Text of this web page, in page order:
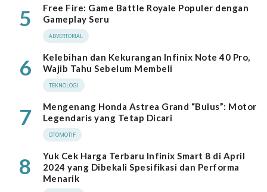
5
Free Fire: Game Battle Royale Populer dengan
Gameplay Seru
ADVERTORIAL
6
Kelebihan dan Kekurangan Infinix Note 40 Pro,
Wajib Tahu Sebelum Membeli
TEKNOLOGI
7
Mengenang Honda Astrea Grand “Bulus”: Motor
Legendaris yang Tetap Dicari
OTOMOTIF
8
Yuk Cek Harga Terbaru Infinix Smart 8 di April
2024 yang Dibekali Spesifikasi dan Performa
Menarik